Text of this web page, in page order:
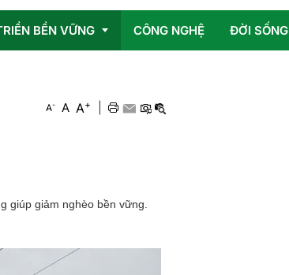
BỀN VỮNG CÔNG NGHỆ ĐỜI SỐNG
A- A A+
giúp giảm nghèo bền vững.